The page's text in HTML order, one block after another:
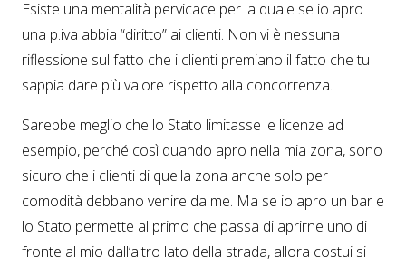
Esiste una mentalità pervicace per la quale se io apro
una p.iva abbia “diritto” ai clienti. Non vi è nessuna
riflessione sul fatto che i clienti premiano il fatto che tu
sappia dare più valore rispetto alla concorrenza.
Sarebbe meglio che lo Stato limitasse le licenze ad
esempio, perché così quando apro nella mia zona, sono
sicuro che i clienti di quella zona anche solo per
comodità debbano venire da me. Ma se io apro un bar e
lo Stato permette al primo che passa di aprirne uno di
fronte al mio dall’altro lato della strada, allora costui si